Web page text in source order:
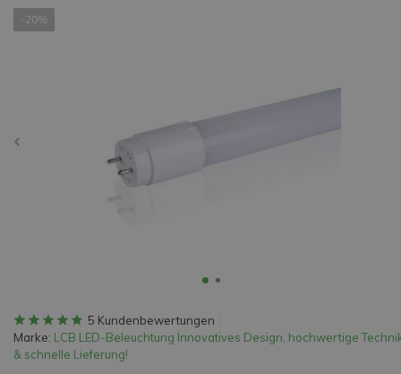
-20%
5 Kundenbewertungen
Marke: LCB LED-Beleuchtung Innovatives Design, hochwertige
& schnelle Lieferung!